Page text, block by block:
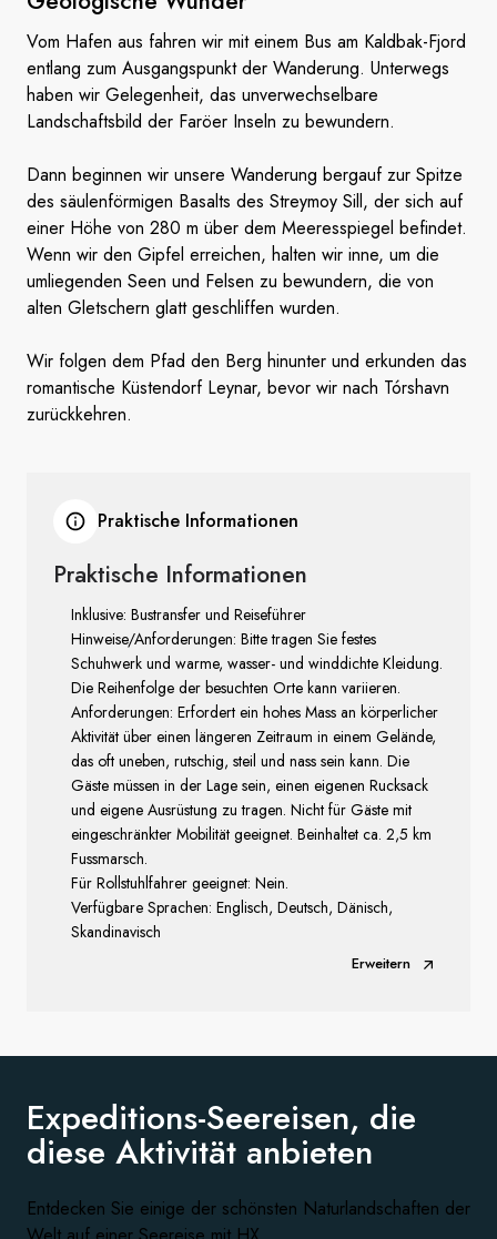
Vom Hafen aus fahren wir mit einem Bus am Kaldbak-Fjord
entlang zum Ausgangspunkt der Wanderung. Unterwegs
haben wir Gelegenheit, das unverwechselbare
Landschaftsbild der Faröer Inseln zu bewundern.
Dann beginnen wir unsere Wanderung bergauf zur Spitze
des säulenförmigen Basalts des Streymoy Sill, der sich auf
einer Höhe von 280 m über dem Meeresspiegel befindet.
Wenn wir den Gipfel erreichen, halten wir inne, um die
umliegenden Seen und Felsen zu bewundern, die von
alten Gletschern glatt geschliffen wurden.
Wir folgen dem Pfad den Berg hinunter und erkunden das
romantische Küstendorf Leynar, bevor wir nach Tórshavn
zurückkehren.
Praktische Informationen
Praktische Informationen
Inklusive: Bustransfer und Reiseführer
Hinweise/Anforderungen: Bitte tragen Sie festes
Schuhwerk und warme, wasser- und winddichte Kleidung.
Die Reihenfolge der besuchten Orte kann variieren.
Anforderungen: Erfordert ein hohes Mass an körperlicher
Aktivität über einen längeren Zeitraum in einem Gelände,
das oft uneben, rutschig, steil und nass sein kann. Die
Gäste müssen in der Lage sein, einen eigenen Rucksack
und eigene Ausrüstung zu tragen. Nicht für Gäste mit
eingeschränkter Mobilität geeignet. Beinhaltet ca. 2,5 km
Fussmarsch.
Für Rollstuhlfahrer geeignet: Nein.
Verfügbare Sprachen: Englisch, Deutsch, Dänisch,
Skandinavisch
Erweitern
Expeditions-Seereisen, die
diese Aktivität anbieten
Entdecken Sie einige der schönsten Naturlandschaften der